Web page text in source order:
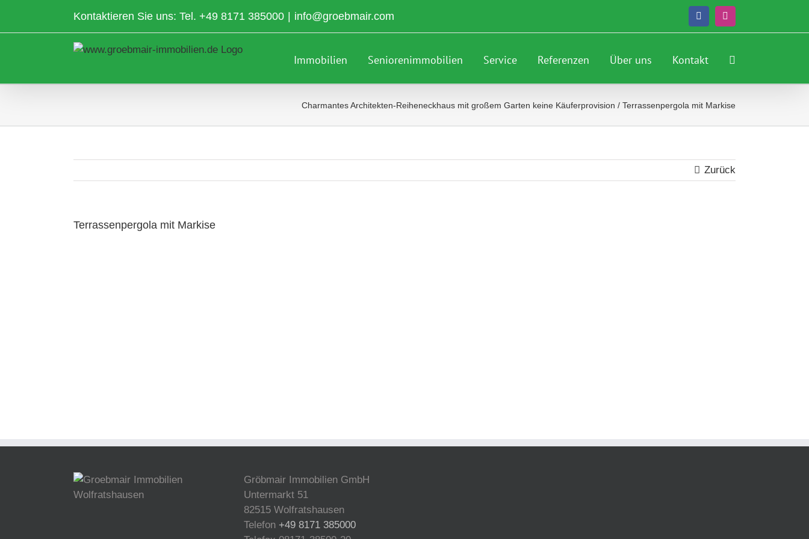
springen
Kontaktieren Sie uns: Tel. +49 8171 385000 info@groebmair.com FacebookInstagram
Immobilien Seniorenimmobilien Service Referenzen Über uns Kontakt
Charmantes Architekten-Reiheneckhaus mit großem Garten keine Käuferprovision / Terrassenpergola mit Markise
Zurück
Terrassenpergola mit Markise
Gröbmair Immobilien GmbH
Untermarkt 51
82515 Wolfratshausen
Telefon +49 8171 385000